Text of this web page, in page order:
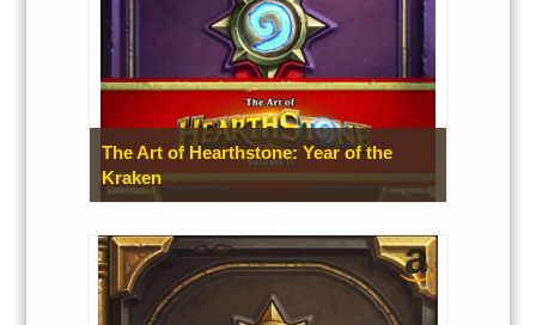
The Art of Hearthstone: Year of the
Kraken